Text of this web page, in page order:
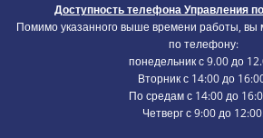
Доступность телефона Управления
Помимо указанного выше времени работы, вы
по телефону:
понедельник с 9.00 до
Вторник с 14:00 до
По средам с 14:00 до
Четверг с 9:00 до